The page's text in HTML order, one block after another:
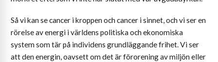
Så vi kan se cancer i kroppen och cancer i sinnet, och vi ser en
rörelse av energi i världens politiska och ekonomiska
system som tär på individens grundläggande frihet. Vi ser
att den energin, oavsett om det är förorening av miljön eller